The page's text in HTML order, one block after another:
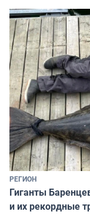
РЕГИОН
Гиганты
и их рекордные